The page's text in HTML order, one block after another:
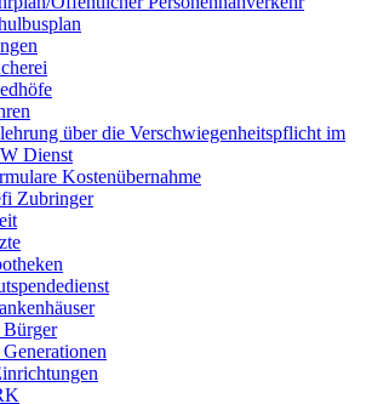
über die Verschwiegenheitspflicht im
Dienst
Kostenübernahme
Zubringer
Bürger